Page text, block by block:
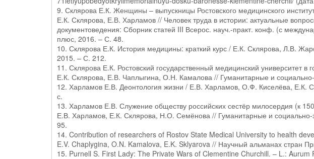
9. Склярова Е.К. Женщины – выпускницы Ростовского медицинского
Е.К. Склярова, Е.В. Харламов // Человек труда в истории: актуальные
документоведения: Сборник статей III Всерос. науч.-практ. конф. (с
плюс, 2016. – С. 48.
10. Склярова Е.К. История медицины: краткий курс / Е.К. Склярова, Л.В.
2015. – С. 212.
11. Склярова Е.К. Ростовский государственный медицинский университет
Е.К. Склярова, Е.В. Чаплыгина, О.Н. Камалова // Гуманитарные и
12. Харламов Е.В. Деонтология жизни / Е.В. Харламов, О.Ф. Киселёва, Е.К.
с.
13. Харламов Е.В. Служение обществу российских сестёр милосердия (к
Е.В. Харламов, Е.К. Склярова, Н.О. Семёнова // Гуманитарные и
95.
14. Contribution of researchers of Rostov State Medical University to health
E.V. Chaplygina, O.N. Kamalova, E.K. Sklyarova // Научный альманах стран
15. Purnell S. First Lady: The Private Wars of Clementine Churchill. – L.: Aurum